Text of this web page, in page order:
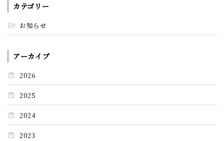
カテゴリー
お知らせ
アーカイブ
2026
2025
2024
2023